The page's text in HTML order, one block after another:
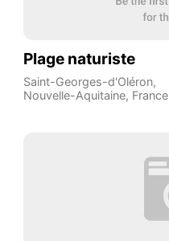
Plage naturiste
Saint-Georges-d'Oléron,
Nouvelle-Aquitaine, France